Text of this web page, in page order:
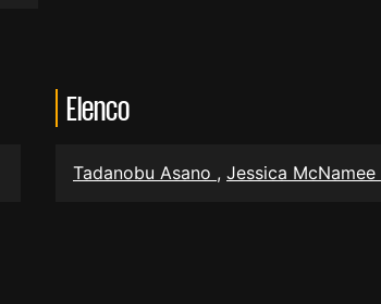
Elenco
Tadanobu Asano , Jessica McNamee